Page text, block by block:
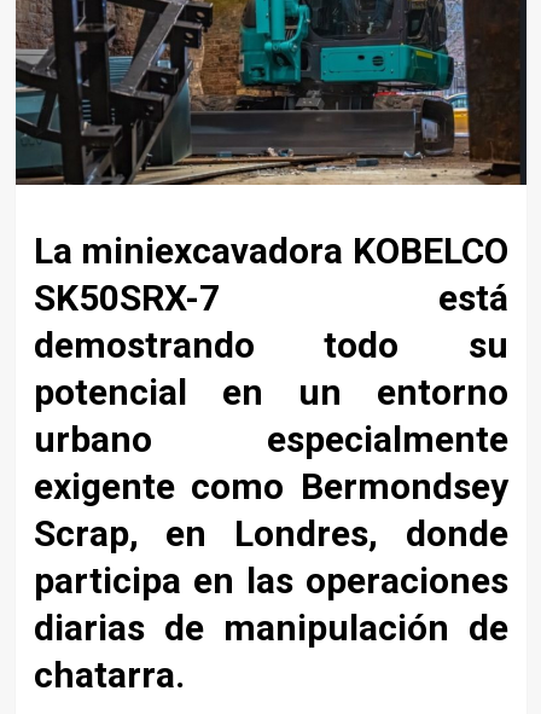
La miniexcavadora KOBELCO
SK50SRX-7 está
demostrando todo su
potencial en un entorno
urbano especialmente
exigente como Bermondsey
Scrap, en Londres, donde
participa en las operaciones
diarias de manipulación de
chatarra.